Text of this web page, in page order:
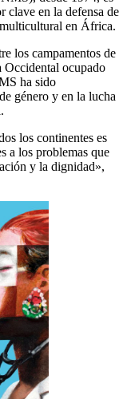
clave en la defensa de
en África.
los campamentos de
Occidental ocupado
ha sido
género y en la lucha
los continentes es
a los problemas que
y la dignidad»,